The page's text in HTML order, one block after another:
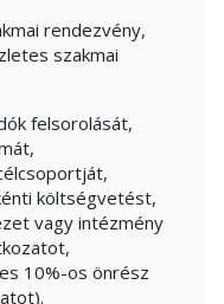
rendezvény,
szakmai
felsorolását,
költségvetést,
vagy intézmény
10%-os önrész